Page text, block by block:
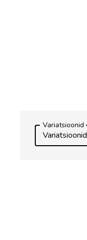
Variatsioonid
Variatsioonid